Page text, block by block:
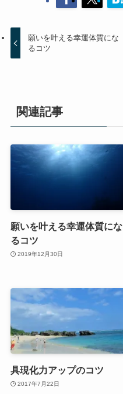
願いを叶える幸運体質にな
るコツ
関連記事
願いを叶える幸運体質にな
るコツ
2019年12月30日
具現化力アップのコツ
2017年7月22日